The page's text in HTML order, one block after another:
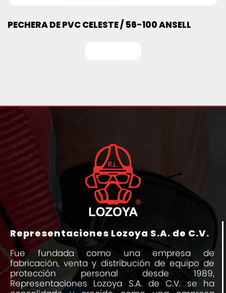
PECHERA DE PVC CELESTE / 56-100 ANSELL
Representaciones Lozoya S.A. de C.V.
Fue fundada como una empresa de
fabricación, venta y distribución de equipo de
protección personal desde 1989,
Representaciones Lozoya S.A. de C.V. se ha